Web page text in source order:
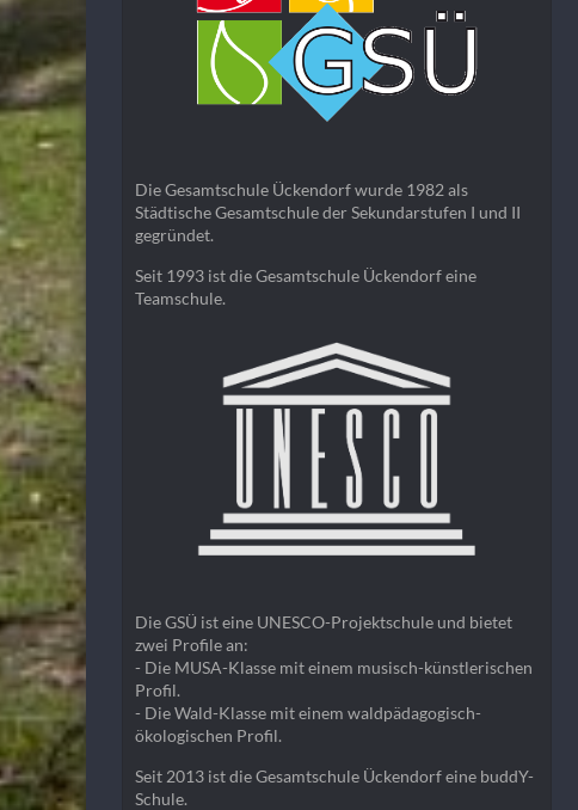
Die Gesamtschule Ückendorf wurde 1982 als
Städtische Gesamtschule der Sekundarstufen I und II
gegründet.
Seit 1993 ist die Gesamtschule Ückendorf eine
Teamschule.
Die GSÜ ist eine UNESCO-Projektschule und bietet
zwei Profile an:
- Die MUSA-Klasse mit einem musisch-künstlerischen
Profil.
- Die Wald-Klasse mit einem waldpädagogisch-
ökologischen Profil.
Seit 2013 ist die Gesamtschule Ückendorf eine buddY-
Schule.